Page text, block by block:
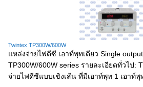
Twintex TP300W/600W
แหล่งจ่ายไฟดีซี เอาท์พุทเดียว Single
TP300W/600W series รายละเอียดทั่วไป:
จ่ายไฟดีซีแบบเชิงเส้น ที่มีเอาท์พุท 1 เอาท์